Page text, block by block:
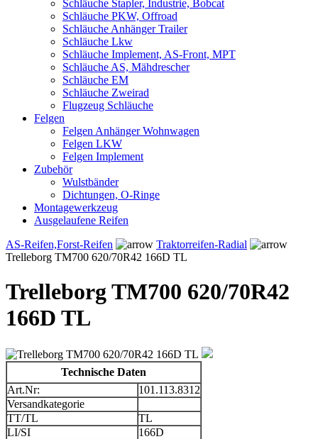
Schläuche Stapler, Industrie, Bobcat
Schläuche PKW, Offroad
Schläuche Anhänger Trailer
Schläuche Lkw
Schläuche Implement, AS-Front, MPT
Schläuche AS, Mähdrescher
Schläuche EM
Schläuche Zweirad
Flugzeug Schläuche
Felgen
Felgen Anhänger Wohnwagen
Felgen LKW
Felgen Implement
Zubehör
Wulstbänder
Dichtungen, O-Ringe
Montagewerkzeug
Ausgelaufene Reifen
AS-Reifen,Forst-Reifen
Traktorreifen-Radial
Trelleborg TM700 620/70R42 166D TL
Trelleborg TM700 620/70R42
166D TL
Technische Daten
Art.Nr:
101.113.8312
Versandkategorie
TT/TL
TL
LI/SI
166D